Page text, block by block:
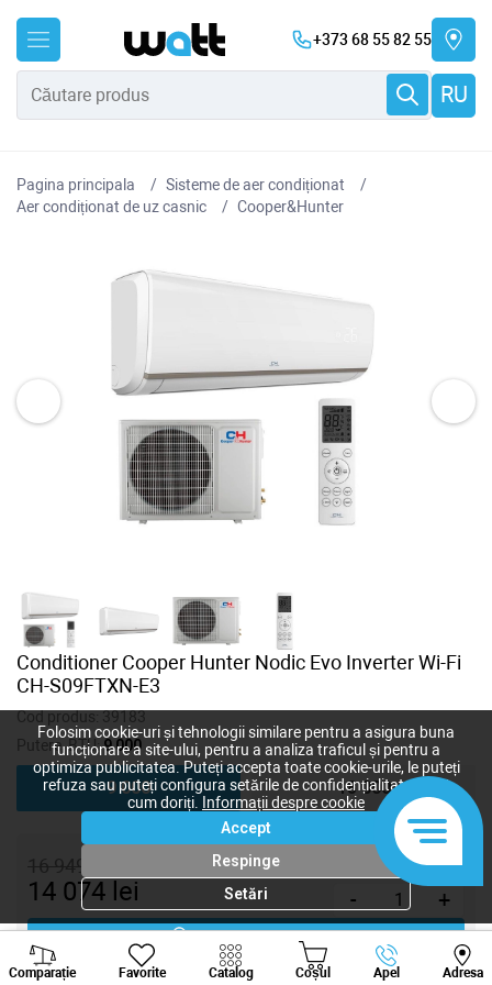
+373 68 55 82 55
RU
Pagina principala
Sisteme de aer condiționat
Aer condiționat de uz casnic
Cooper&Hunter
Conditioner Сooper Hunter Nodic Evo Inverter Wi-Fi
CH-S09FTXN-E3
Cod produs:39183
Putere, BTU:9 000
9 000 18 000
16 949
14 074 lei - +
Cumpără acum
Comparație Favorite Catalog Coșul Apel Adresa
Viber Whatsapp
Folosim cookie-uri și tehnologii similare pentru a asigura buna
funcționare a site-ului, pentru a analiza traficul și pentru a
optimiza publicitatea. Puteți accepta toate cookie-urile, le puteți
refuza sau puteți configura setările de confidențialitate după
cum doriți.
Informații despre cookie
Accept
Respinge
Setări